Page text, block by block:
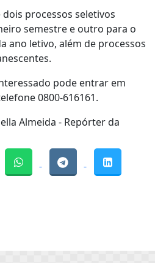
processos seletivos
semestre e outro para o
ano letivo, além de processos
pode entrar em
0800-616161.
Almeida - Repórter da